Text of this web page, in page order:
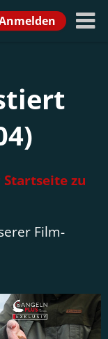
zu
Film-